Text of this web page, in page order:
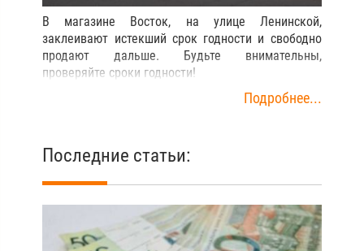
В магазине Восток, на улице Ленинской,
заклеивают истекший срок годности и свободно
продают дальше. Будьте внимательны,
проверяйте сроки годности!
Подробнее...
Последние статьи: